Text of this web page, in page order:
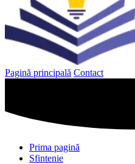
Pagină principală Contact
Prima pagină
Sfintenie